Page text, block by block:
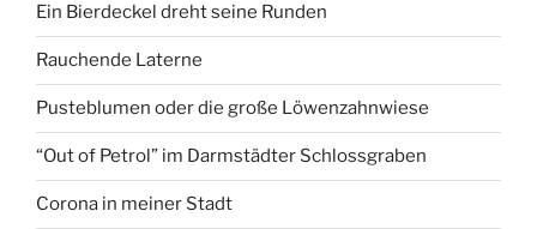
Ein Bierdeckel dreht seine Runden
Rauchende Laterne
Pusteblumen oder die große Löwenzahnwiese
“Out of Petrol” im Darmstädter Schlossgraben
Corona in meiner Stadt